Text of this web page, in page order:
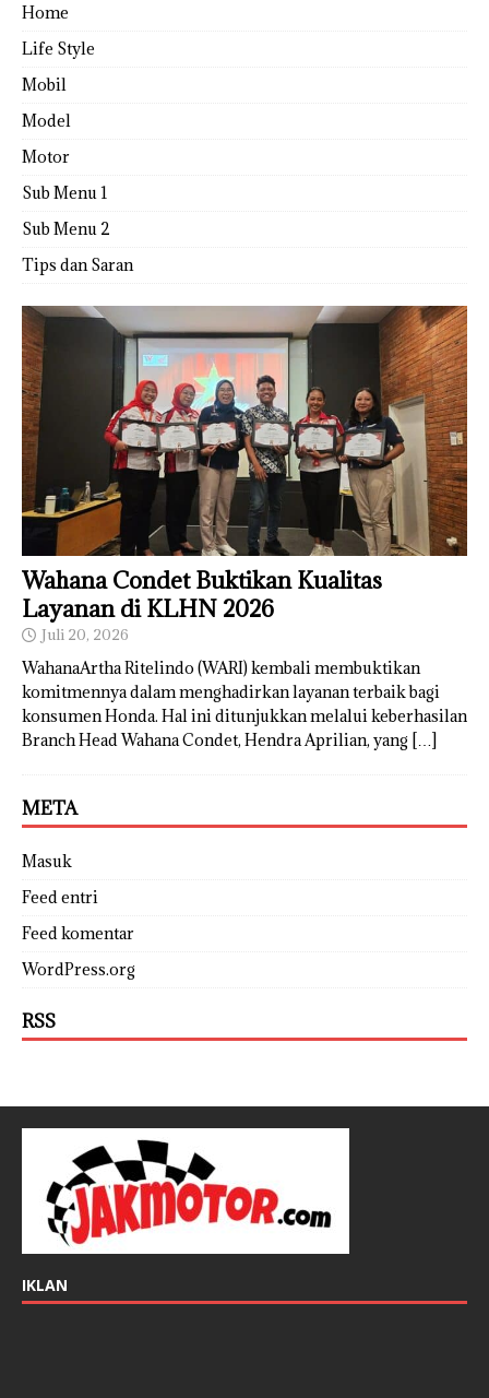
Home
Life Style
Mobil
Model
Motor
Sub Menu 1
Sub Menu 2
Tips dan Saran
Wahana Condet Buktikan Kualitas
Layanan di KLHN 2026
Juli 20, 2026
WahanaArtha Ritelindo (WARI) kembali membuktikan
komitmennya dalam menghadirkan layanan terbaik bagi
konsumen Honda. Hal ini ditunjukkan melalui keberhasilan
Branch Head Wahana Condet, Hendra Aprilian, yang […]
META
Masuk
Feed entri
Feed komentar
WordPress.org
RSS
IKLAN